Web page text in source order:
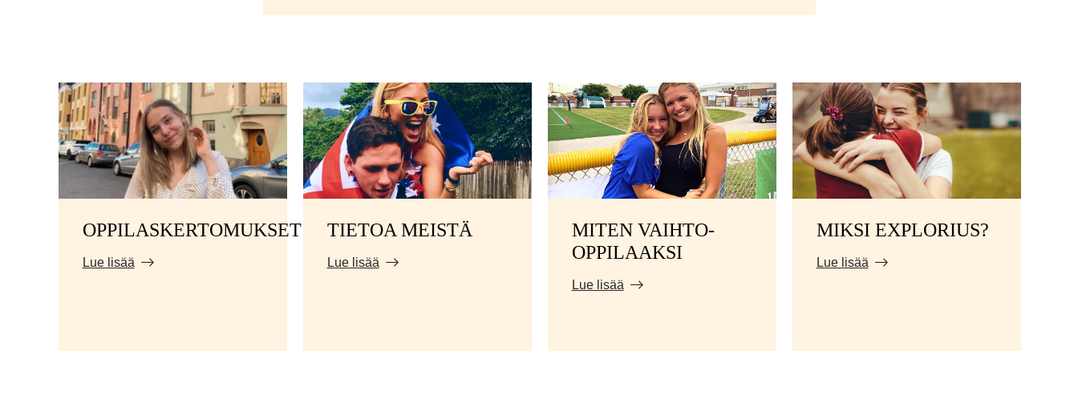
OPPILASKERTOMUKSET
Lue lisää
TIETOA MEISTÄ
Lue lisää
MITEN VAIHTO-
OPPILAAKSI
Lue lisää
MIKSI EXPLORIUS?
Lue lisää